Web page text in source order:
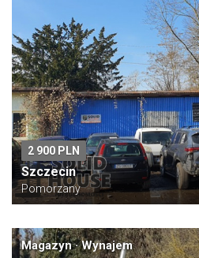
2 900 PLN
Szczecin
Pomorzany
Magazyn · Wynajem